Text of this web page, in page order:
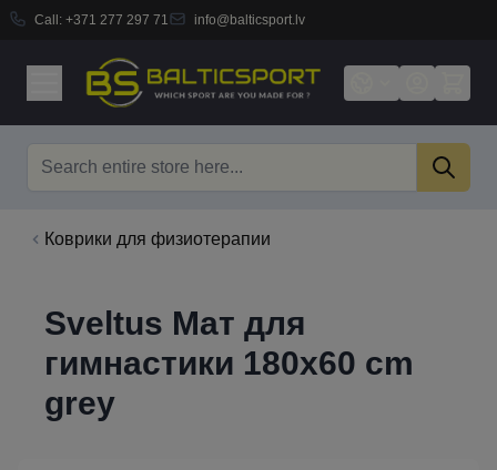
Call: +371 277 297 71 info@balticsport.lv
Коврики для физиотерапии
Sveltus Мат для
гимнастики 180x60 cm
grey